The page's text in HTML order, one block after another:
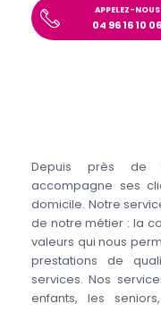
APPELEZ-NOUS
04 96 16 10 06
Depuis près de
accompagne ses
domicile. Notre
de notre métier : la
valeurs qui nous
prestations de
services. Nos
enfants, les